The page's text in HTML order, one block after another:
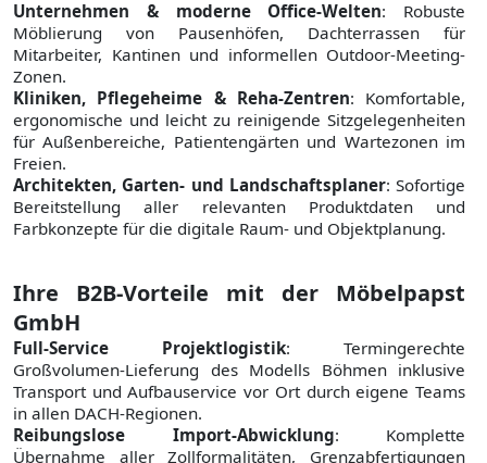
Unternehmen & moderne Office-Welten: Robuste
Möblierung von Pausenhöfen, Dachterrassen für
Mitarbeiter, Kantinen und informellen Outdoor-Meeting-
Zonen.
Kliniken, Pflegeheime & Reha-Zentren: Komfortable,
ergonomische und leicht zu reinigende Sitzgelegenheiten
für Außenbereiche, Patientengärten und Wartezonen im
Freien.
Architekten, Garten- und Landschaftsplaner: Sofortige
Bereitstellung aller relevanten Produktdaten und
Farbkonzepte für die digitale Raum- und Objektplanung.
Ihre B2B-Vorteile mit der Möbelpapst
GmbH
Full-Service Projektlogistik: Termingerechte
Großvolumen-Lieferung des Modells Böhmen inklusive
Transport und Aufbauservice vor Ort durch eigene Teams
in allen DACH-Regionen.
Reibungslose Import-Abwicklung: Komplette
Übernahme aller Zollformalitäten, Grenzabfertigungen